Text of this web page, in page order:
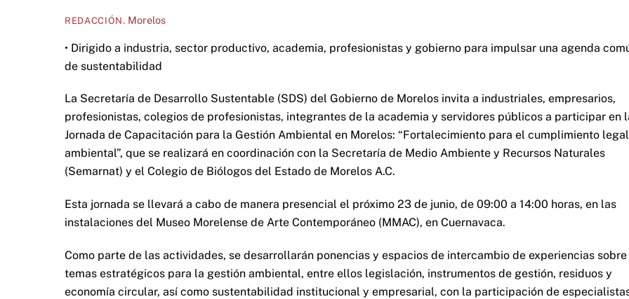
REDACCIÓN. Morelos
• Dirigido a industria, sector productivo, academia, profesionistas y gobierno para impulsar una agenda
de sustentabilidad
La Secretaría de Desarrollo Sustentable (SDS) del Gobierno de Morelos invita a industriales, empresarios,
profesionistas, colegios de profesionistas, integrantes de la academia y servidores públicos a participar en
Jornada de Capacitación para la Gestión Ambiental en Morelos: “Fortalecimiento para el cumplimiento legal
ambiental”, que se realizará en coordinación con la Secretaría de Medio Ambiente y Recursos Naturales
(Semarnat) y el Colegio de Biólogos del Estado de Morelos A.C.
Esta jornada se llevará a cabo de manera presencial el próximo 23 de junio, de 09:00 a 14:00 horas, en las
instalaciones del Museo Morelense de Arte Contemporáneo (MMAC), en Cuernavaca.
Como parte de las actividades, se desarrollarán ponencias y espacios de intercambio de experiencias sobre
temas estratégicos para la gestión ambiental, entre ellos legislación, instrumentos de gestión, residuos y
economía circular, así como sustentabilidad institucional y empresarial, con la participación de